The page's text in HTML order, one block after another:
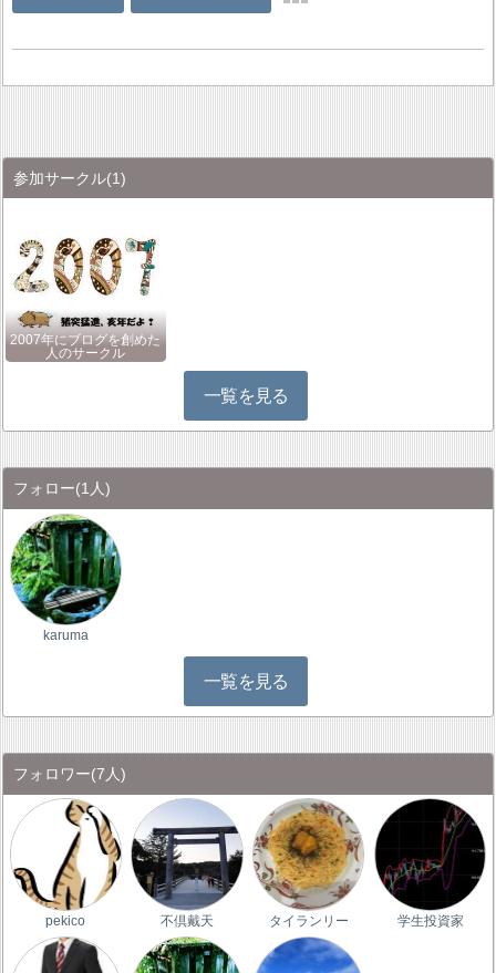
参加サークル(1)
2007年にブログを創めた
人のサークル
一覧を見る
フォロー(1人)
karuma
一覧を見る
フォロワー(7人)
pekico 不倶戴天 タイランリー 学生投資家